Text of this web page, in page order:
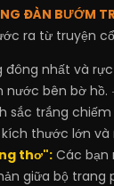
ĐÀN BƯỚM
ra từ truyện
đông nhất và
nước bên bờ
sắc trắng
thước lớn và
thơ": Các bạn
giữa bộ